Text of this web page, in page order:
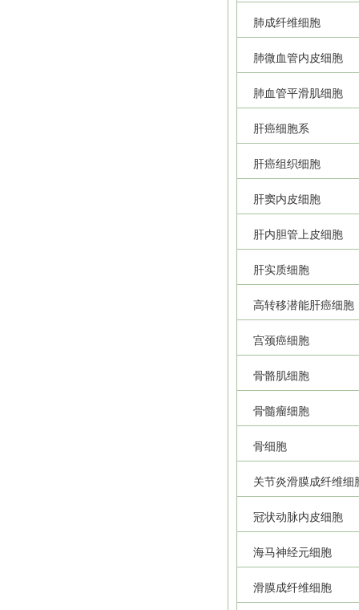
肺成纤维细胞
肺微血管内皮细胞
肺血管平滑肌细胞
肝癌细胞系
肝癌组织细胞
肝窦内皮细胞
肝内胆管上皮细胞
肝实质细胞
高转移潜能肝癌细胞
宫颈癌细胞
骨骼肌细胞
骨髓瘤细胞
骨细胞
关节炎滑膜成纤维细
冠状动脉内皮细胞
海马神经元细胞
滑膜成纤维细胞